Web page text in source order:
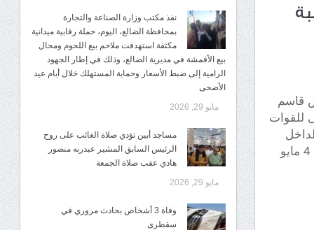
قاسم
للقوات
والخارج، بمناسبة الذكرى التاسعة لإعلان عدن التاريخي 4 مايو
نفذ مكتب وزارة الصناعة والتجارة
بمحافظة الضالع، اليوم، حملة رقابية ميدانية
مكثفة استهدفت ملاحم بيع اللحوم ومحال
بيع الأقمشة في مديرية الضالع، وذلك في إطار الجهود
الرامية إلى ضبط الأسعار وحماية المستهلك خلال أيام عيد
الأضحى
مايو 29, 2026
مساجد أبين تؤدي صلاة الغائب على روح
الرئيس السابق المشير عبدربه منصور
هادي عقب صلاة الجمعة
مايو 29, 2026
وفاة 3 أشخاص بحادث مروري في
سقطرى